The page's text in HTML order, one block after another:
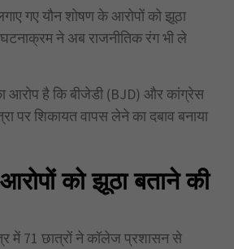
गए यौन शोषण के आरोपों को झूठा
ने अब राजनीतिक रंग भी ले
आरोप है कि बीजेडी (BJD) और कांग्रेस
पर शिकायत वापस लेने का दबाव बनाया
को झूठा बताने की
में 71 छात्रों ने कॉलेज प्रशासन से